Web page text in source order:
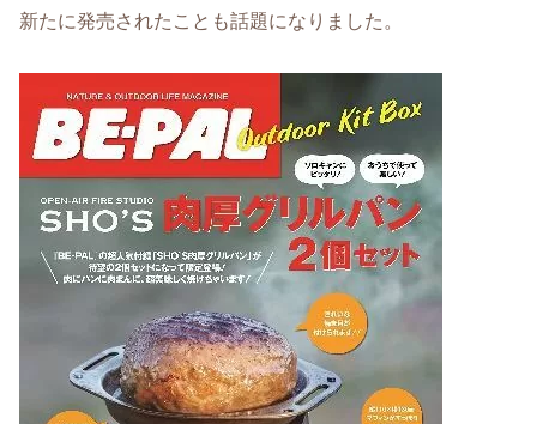
新たに発売されたことも話題になりました。